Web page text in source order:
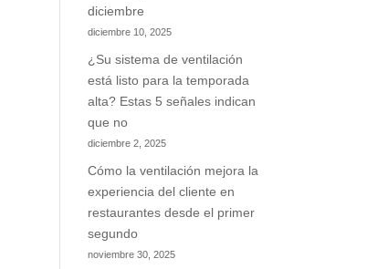
diciembre
diciembre 10, 2025
¿Su sistema de ventilación
está listo para la temporada
alta? Estas 5 señales indican
que no
diciembre 2, 2025
Cómo la ventilación mejora la
experiencia del cliente en
restaurantes desde el primer
segundo
noviembre 30, 2025